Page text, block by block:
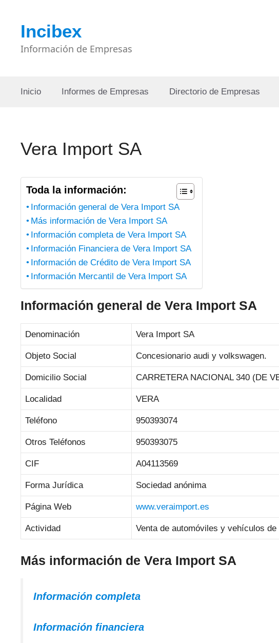
contenidoIncibex
Información de Empresas
Inicio Informes de Empresas Directorio de Empresas
Vera Import SA
Toda la información:
Información general de Vera Import SA
Más información de Vera Import SA
Información completa de Vera Import SA
Información Financiera de Vera Import SA
Información de Crédito de Vera Import SA
Información Mercantil de Vera Import SA
Información general de Vera Import SA
Denominación Vera Import SA
Objeto Social Concesionario audi y volkswagen.
Domicilio Social CARRETERA NACIONAL 340 (DE
Localidad VERA
Teléfono 950393074
Otros Teléfonos 950393075
CIF A04113569
Forma Jurídica Sociedad anónima
Página Web www.veraimport.es
Actividad Venta de automóviles y vehículos
Más información de Vera Import SA
Información completa
Información financiera